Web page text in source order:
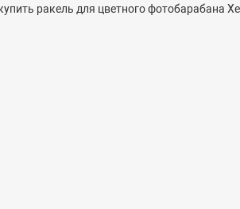
ракель для цветного фотобарабана